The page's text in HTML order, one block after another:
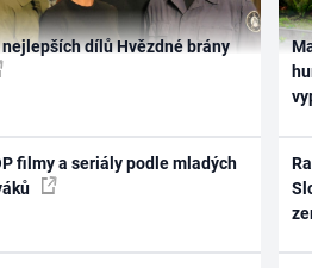
dílů Hvězdné brány
filmy a seriály podle mladých